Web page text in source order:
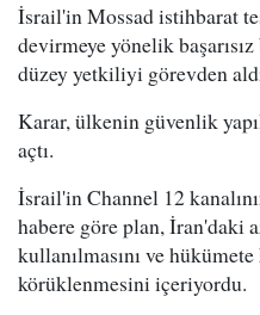
İsrail'in Mossad istihbarat
devirmeye yönelik
düzey yetkiliyi görevden
Karar, ülkenin güvenlik
açtı.
İsrail'in Channel 12
habere göre plan, İran'daki
kullanılmasını ve
körüklenmesini içeriyordu.